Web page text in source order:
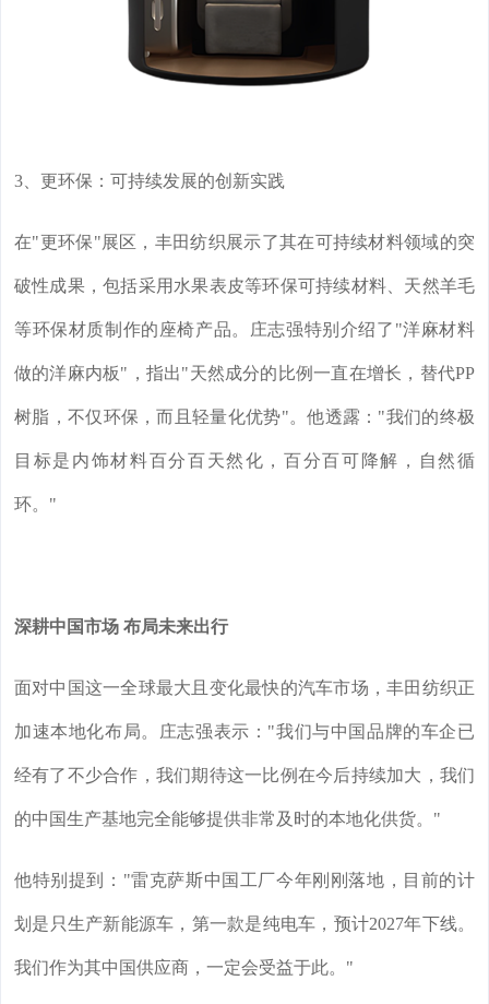
3、更环保：可持续发展的创新实践
在"更环保"展区，丰田纺织展示了其在可持续材料领域的突
破性成果，包括采用水果表皮等环保可持续材料、天然羊毛
等环保材质制作的座椅产品。庄志强特别介绍了"洋麻材料
做的洋麻内板"，指出"天然成分的比例一直在增长，替代PP
树脂，不仅环保，而且轻量化优势"。他透露："我们的终极
目标是内饰材料百分百天然化，百分百可降解，自然循
环。"
深耕中国市场 布局未来出行
面对中国这一全球最大且变化最快的汽车市场，丰田纺织正
加速本地化布局。庄志强表示："我们与中国品牌的车企已
经有了不少合作，我们期待这一比例在今后持续加大，我们
的中国生产基地完全能够提供非常及时的本地化供货。"
他特别提到："雷克萨斯中国工厂今年刚刚落地，目前的计
划是只生产新能源车，第一款是纯电车，预计2027年下线。
我们作为其中国供应商，一定会受益于此。"